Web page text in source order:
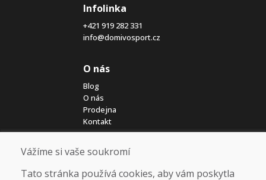
Infolinka
+421 919 282 331
info@domivosport.cz
O nás
Blog
O nás
Prodejna
Kontakt
Nákup
Eshop
Vážíme si vaše soukromí
Tato stránka používá cookies, aby vám poskytla